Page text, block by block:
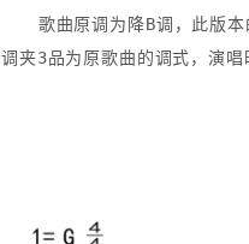
歌曲原调为降B调，此版
调夹3品为原歌曲的调式，演唱